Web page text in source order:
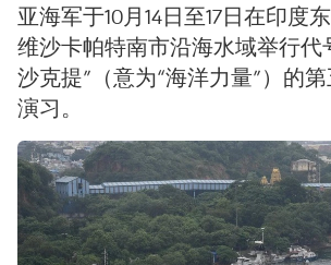
亚海军于10月14日至17日在印度
维沙卡帕特南市沿海水域举行代
沙克提”（意为“海洋力量”）的
演习。